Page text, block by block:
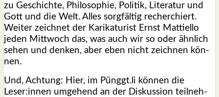
zu Geschich­te, Phi­lo­so­phie, Poli­tik, Lite­ra­tur und
Gott und die Welt. Alles sorg­fäl­tig recher­chiert.
Wei­ter zeich­net der Kari­ka­tu­rist Ernst Mat­ti­el­lo
jeden Mitt­woch das, was auch wir so oder ähn­lich
sehen und den­ken, aber eben nicht zeich­nen kön­
nen.
Und, Ach­tung: Hier, im Pünggt.li kön­nen die
Leser:innen umge­hend an der Dis­kus­si­on teil­neh­